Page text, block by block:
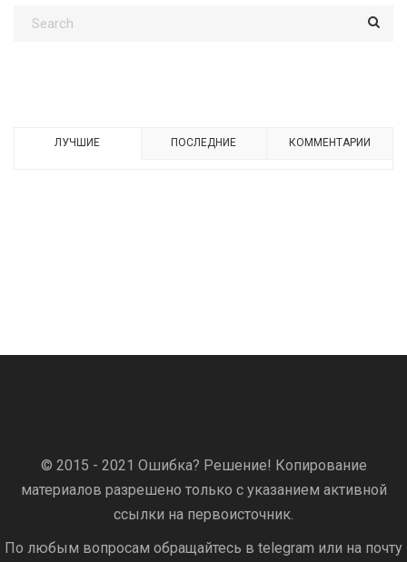
ЛУЧШИЕ ПОСЛЕДНИЕ КОММЕНТАРИИ
© 2015 - 2021 Ошибка? Решение! Копирование
материалов разрешено только с указанием активной
ссылки на первоисточник.
По любым вопросам обращайтесь в telegram или на почту